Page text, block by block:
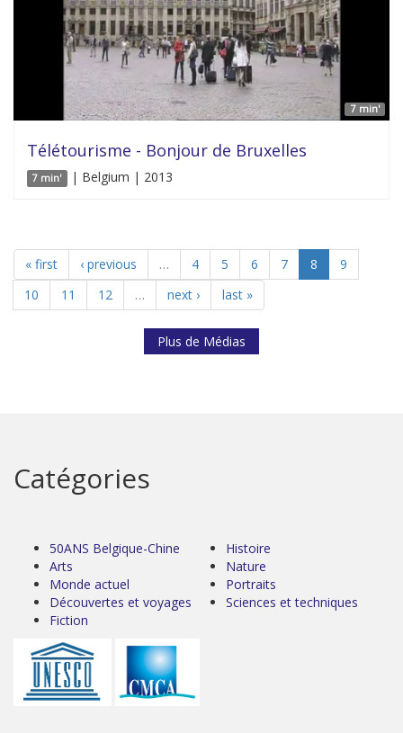
7 min'
Télétourisme - Bonjour de Bruxelles
7 min' | Belgium | 2013
« first ‹ previous … 4 5 6 7 8
9
10
11 12 … next › last »
Plus de Médias
Catégories
50ANS Belgique-Chine
Arts
Monde actuel
Découvertes et voyages
Fiction
Histoire
Nature
Portraits
Sciences et techniques